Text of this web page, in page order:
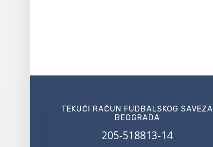
TEKUĆI RAČUN FUDBALSKOG SAVEZA
BEOGRADA
205-518813-14